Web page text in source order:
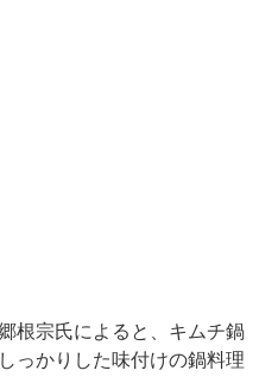
根宗氏によると、キムチ鍋
っかりした味付けの鍋料理